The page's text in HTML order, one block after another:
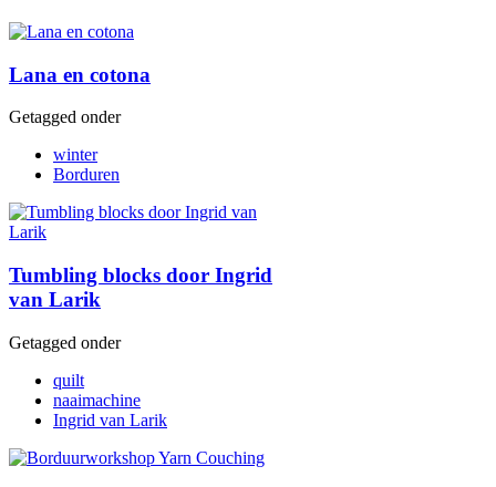
Lana en cotona
Getagged onder
winter
Borduren
Tumbling blocks door Ingrid
van Larik
Getagged onder
quilt
naaimachine
Ingrid van Larik